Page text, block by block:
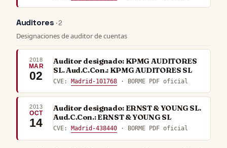
Auditores · 2
Designaciones de auditor de cuentas
2018
MAR
02
Auditor designado: KPMG AUDITORES
SL. Aud.C.Con.: KPMG AUDITORES SL
CVE:Madrid-101768 · BORME PDF oficial
2013
OCT
14
Auditor designado: ERNST & YOUNG SL.
Aud.C.Con.: ERNST & YOUNG SL
CVE: Madrid-438440 · BORME PDF oficial